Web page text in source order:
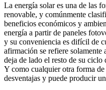
La energía solar es una de las
renovable, y comúnmente
beneficios económicos y
energía a partir de paneles
y su conveniencia es difícil de
afirmación se refiere solamente
deja de lado el resto de su
Y como cualquier otra forma
desventajas y puede producir